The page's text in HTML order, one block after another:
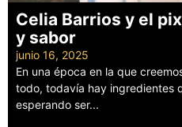
Celia Barrios y el
y sabor
junio 16, 2025
En una época en la que
todo, todavía hay ingredientes
esperando ser...